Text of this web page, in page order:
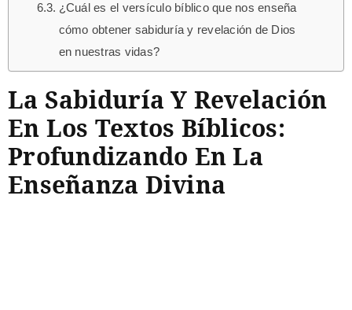
¿Cuál es el versículo bíblico que nos enseña
cómo obtener sabiduría y revelación de Dios
en nuestras vidas?
La Sabiduría Y Revelación
En Los Textos Bíblicos:
Profundizando En La
Enseñanza Divina